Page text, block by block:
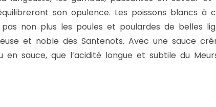
son opulence. Les poissons blancs à
non plus les poules et poulardes de belles
et noble des Santenots. Avec une sauce
sauce, que l’acidité longue et subtile du